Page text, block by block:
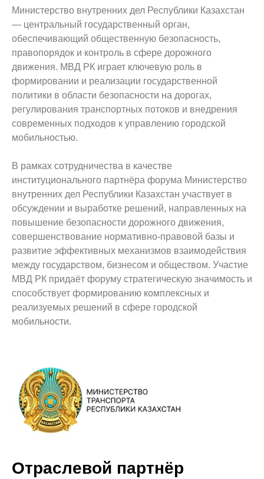
Министерство внутренних дел Республики Казахстан
— центральный государственный орган,
обеспечивающий общественную безопасность,
правопорядок и контроль в сфере дорожного
движения. МВД РК играет ключевую роль в
формировании и реализации государственной
политики в области безопасности на дорогах,
регулирования транспортных потоков и внедрения
современных подходов к управлению городской
мобильностью.
В рамках сотрудничества в качестве
институционального партнёра форума Министерство
внутренних дел Республики Казахстан участвует в
обсуждении и выработке решений, направленных на
повышение безопасности дорожного движения,
совершенствование нормативно-правовой базы и
развитие эффективных механизмов взаимодействия
между государством, бизнесом и обществом. Участие
МВД РК придаёт форуму стратегическую значимость и
способствует формированию комплексных и
реализуемых решений в сфере городской
мобильности.
Отраслевой партнёр